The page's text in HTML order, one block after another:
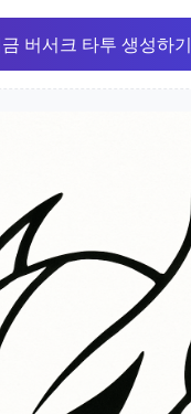
버서크 타투 생성하기